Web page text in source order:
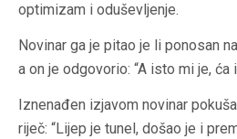
optimizam i oduševljenje.
Novinar ga je pitao je li ponosan
a on je odgovorio: “A isto mi je, ća
Iznenađen izjavom novinar
riječ: “Lijep je tunel, došao je i